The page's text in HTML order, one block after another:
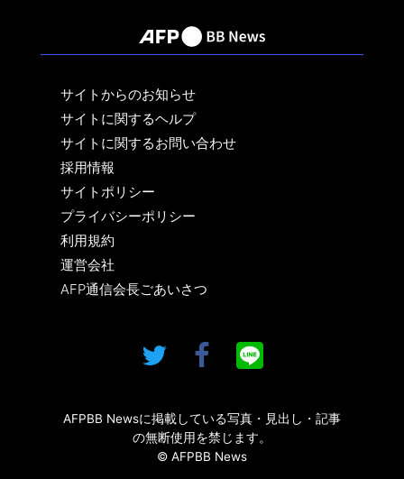
サイトからのお知らせ
サイトに関するヘルプ
サイトに関するお問い合わせ
採用情報
サイトポリシー
プライバシーポリシー
利用規約
運営会社
AFP通信会長ごあいさつ
AFPBB Newsに掲載している写真・見出し・記事
の無断使用を禁じます。
© AFPBB News